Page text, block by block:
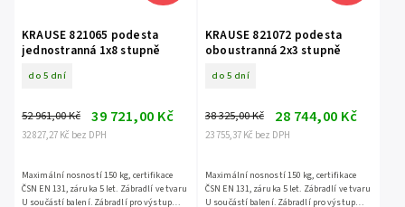
KRAUSE 821065 podesta
jednostranná 1x8 stupně
do 5 dní
32 827,27 Kč bez DPH
52 961,00 Kč 39 721,00 Kč
Maximální nosností 150 kg, certifikace
ČSN EN 131, záruka 5 let. Zábradlí ve tvaru
U součástí balení. Zábradlí pro výstup
KRAUSE 821072 podesta
oboustranná 2x3 stupně
do 5 dní
23 755,37 Kč bez DPH
38 325,00 Kč 28 744,00 Kč
Maximální nosností 150 kg, certifikace
ČSN EN 131, záruka 5 let. Zábradlí ve tvaru
U součástí balení. Zábradlí pro výstup